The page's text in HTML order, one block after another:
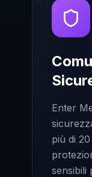
Enter
più di
sensibili